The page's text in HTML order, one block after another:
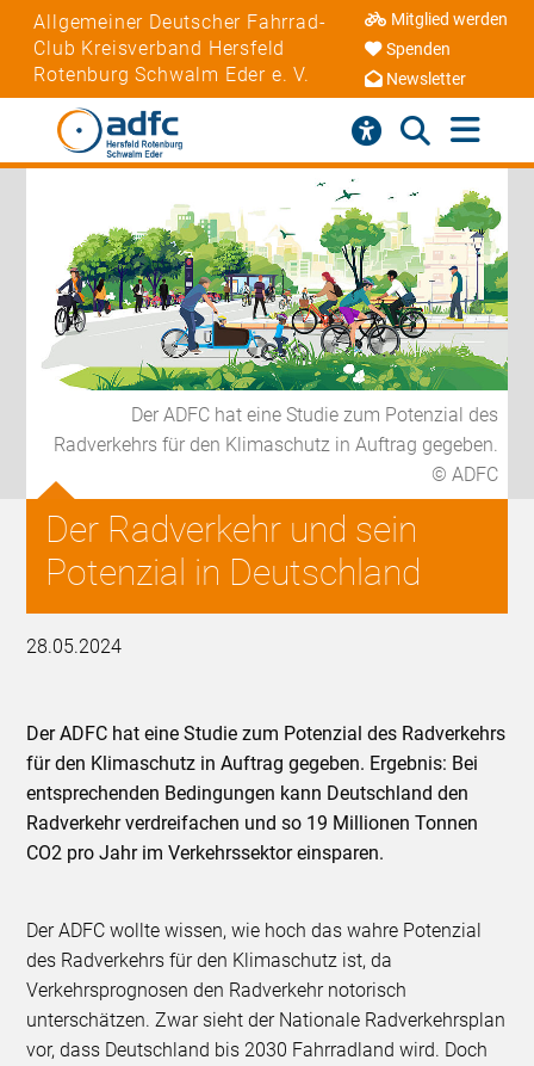
Allgemeiner Deutscher Fahrrad-
Club Kreisverband Hersfeld
Rotenburg Schwalm Eder e. V.
Mitglied werden
Spenden
Newsletter
Der ADFC hat eine Studie zum Potenzial des
Radverkehrs für den Klimaschutz in Auftrag gegeben.
© ADFC
Der Radverkehr und sein
Potenzial in Deutschland
28.05.2024
Der ADFC hat eine Studie zum Potenzial des Radverkehrs
für den Klimaschutz in Auftrag gegeben. Ergebnis: Bei
entsprechenden Bedingungen kann Deutschland den
Radverkehr verdreifachen und so 19 Millionen Tonnen
CO2 pro Jahr im Verkehrssektor einsparen.
Der ADFC wollte wissen, wie hoch das wahre Potenzial
des Radverkehrs für den Klimaschutz ist, da
Verkehrsprognosen den Radverkehr notorisch
unterschätzen. Zwar sieht der Nationale Radverkehrsplan
vor, dass Deutschland bis 2030 Fahrradland wird. Doch